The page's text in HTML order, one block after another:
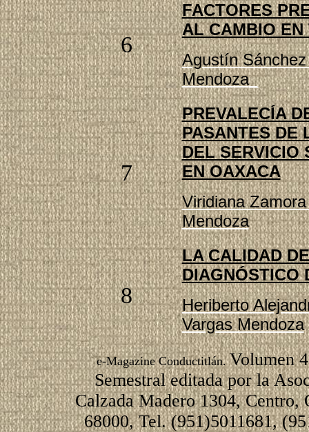
6
FACTORES
AL CAMBIO EN
Agustín
Mendoza_
7
PREVALECÍA
PASANTES DE
DEL SERVICIO
EN OAXACA
Viridiana
Mendoza
8
LA CALIDAD
DIAGNÓSTICO
Heriberto
Vargas Mendoza
e-Magazine Conductitlán.Volumen
Semestral editada por la
Calzada Madero 1304, Centro,
68000, Tel. (951)5011681,